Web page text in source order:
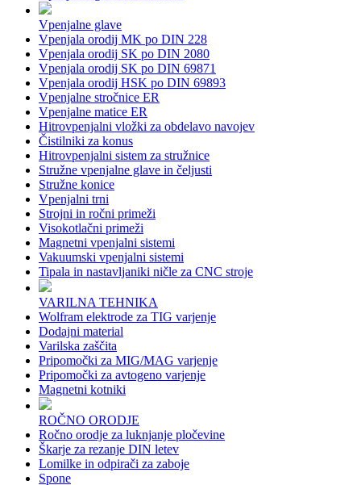
Vpenjalne glave
Vpenjala orodij MK po DIN 228
Vpenjala orodij SK po DIN 2080
Vpenjala orodij SK po DIN 69871
Vpenjala orodij HSK po DIN 69893
Vpenjalne stročnice ER
Vpenjalne matice ER
Hitrovpenjalni vložki za obdelavo navojev
Čistilniki za konus
Hitrovpenjalni sistem za stružnice
Stružne vpenjalne glave in čeljusti
Stružne konice
Vpenjalni trni
Strojni in ročni primeži
Visokotlačni primeži
Magnetni vpenjalni sistemi
Vakuumski vpenjalni sistemi
Tipala in nastavljaniki ničle za CNC stroje
VARILNA TEHNIKA
Wolfram elektrode za TIG varjenje
Dodajni material
Varilska zaščita
Pripomočki za MIG/MAG varjenje
Pripomočki za avtogeno varjenje
Magnetni kotniki
ROČNO ORODJE
Ročno orodje za luknjanje pločevine
Škarje za rezanje DIN letev
Lomilke in odpirači za zaboje
Spone